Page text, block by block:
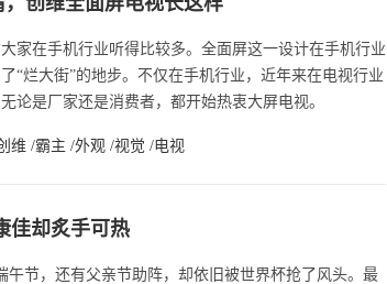
家在手机行业听得比较多。全面屏这一设计在手机行业
“烂大街”的地步。不仅在手机行业，近年来在电视行业
论是厂家还是消费者，都开始热衷大屏电视。
维 /霸主 /外观 /视觉 /电视
佳却炙手可热
午节，还有父亲节助阵，却依旧被世界杯抢了风头。最